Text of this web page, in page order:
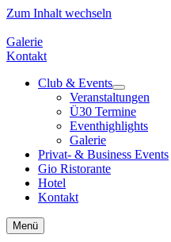
Zum Inhalt wechseln
Galerie
Kontakt
Club & Events
Veranstaltungen
Ü30 Termine
Eventhighlights
Galerie
Privat- & Business Events
Gio Ristorante
Hotel
Kontakt
Menü